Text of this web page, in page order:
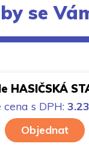
se
HASIČSKÁ
cena s DPH:
Objednat